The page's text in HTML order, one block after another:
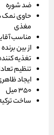
ضد شوره
مغذی
مناسب
از بین
تغذیه
تنظیم
ایجاد
350 میل
ساخت